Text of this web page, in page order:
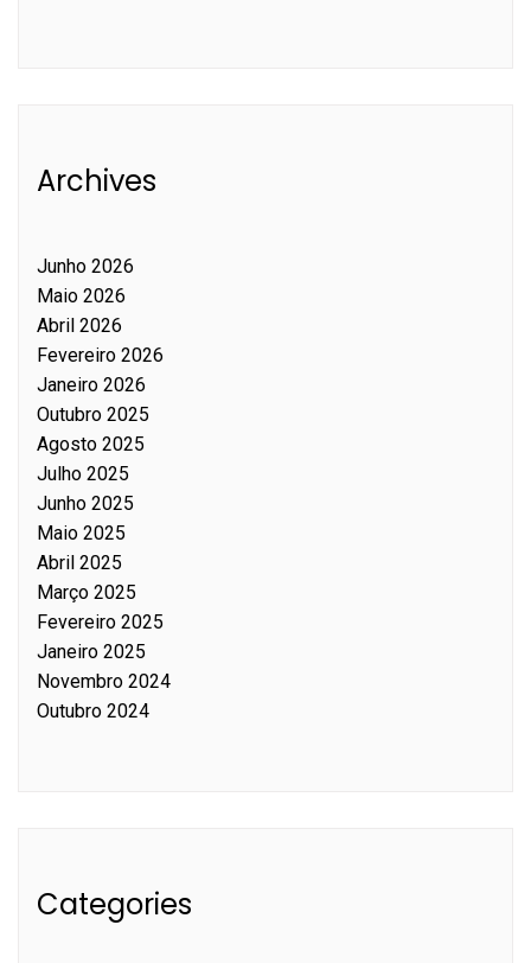
Archives
Junho 2026
Maio 2026
Abril 2026
Fevereiro 2026
Janeiro 2026
Outubro 2025
Agosto 2025
Julho 2025
Junho 2025
Maio 2025
Abril 2025
Março 2025
Fevereiro 2025
Janeiro 2025
Novembro 2024
Outubro 2024
Categories